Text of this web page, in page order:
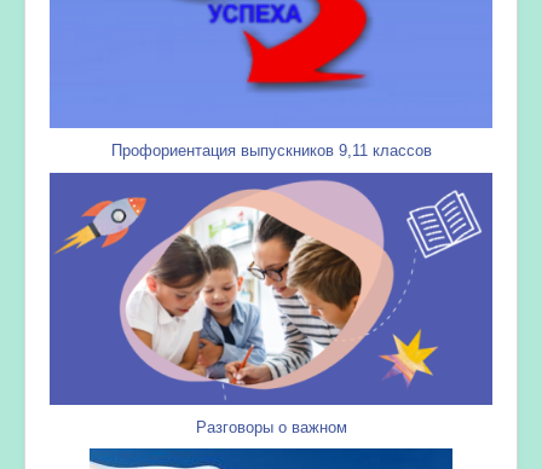
Профориентация выпускников 9,11 классов
Разговоры о важном